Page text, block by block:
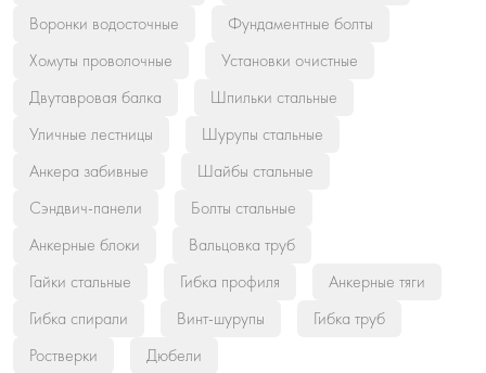
Воронки водосточные
Фундаментные болты
Хомуты проволочные
Установки очистные
Двутавровая балка
Шпильки стальные
Уличные лестницы
Шурупы стальные
Анкера забивные
Шайбы стальные
Сэндвич-панели
Болты стальные
Анкерные блоки
Вальцовка труб
Гайки стальные
Гибка профиля
Анкерные тяги
Гибка спирали
Винт-шурупы
Гибка труб
Ростверки
Дюбели